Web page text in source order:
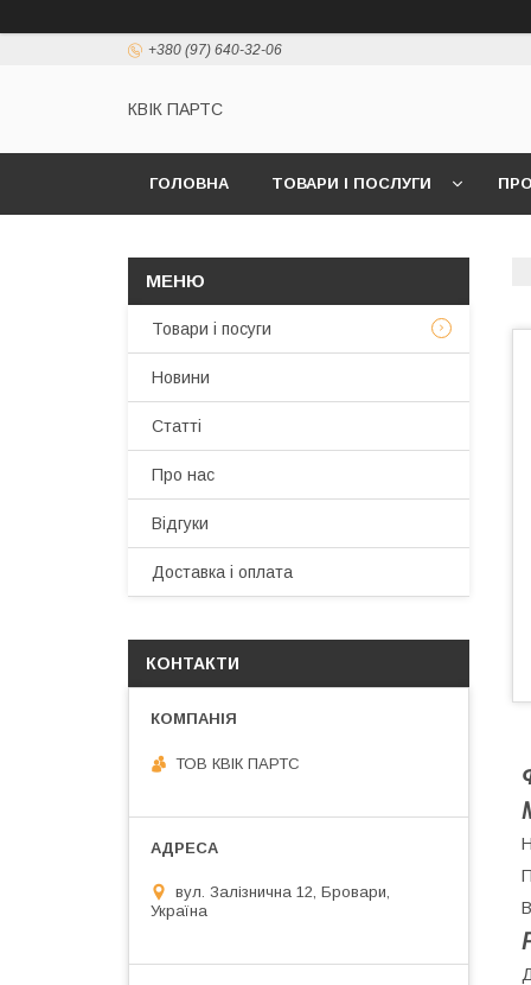
+380 (97) 640-32-06
КВІК ПАРТС
ГОЛОВНА ТОВАРИ І ПОСЛУГИ
Товари і посуги
Новини
Статті
Про нас
Відгуки
Доставка і оплата
КОНТАКТИ
ТОВ КВІК ПАРТС
вул. Залізнична 12, Бровари,
Україна